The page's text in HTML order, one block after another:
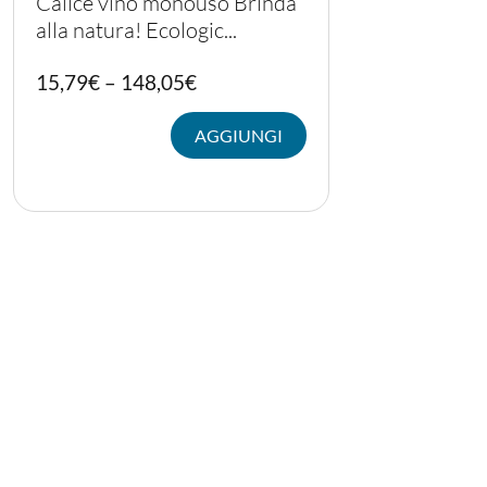
PERSONALIZZATI
alla natura! Ecologic...
15,79€ – 148,05€
AGGIUNGI